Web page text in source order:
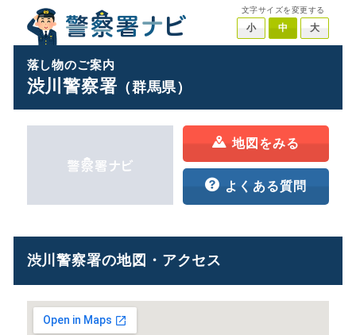
文字サイズを変更する
小 中 大
落し物のご案内
渋川警察署（群馬県）
地図をみる
よくある質問
渋川警察署の地図・アクセス